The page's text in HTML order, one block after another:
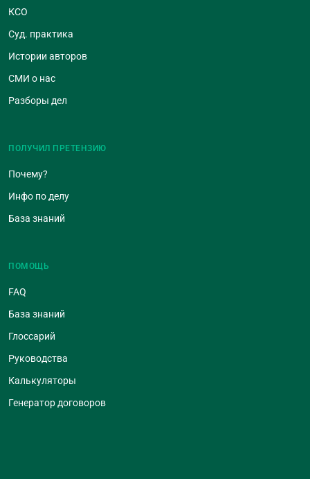
КСО
Суд. практика
Истории авторов
СМИ о нас
Разборы дел
ПОЛУЧИЛ ПРЕТЕНЗИЮ
Почему?
Инфо по делу
База знаний
ПОМОЩЬ
FAQ
База знаний
Глоссарий
Руководства
Калькуляторы
Генератор договоров